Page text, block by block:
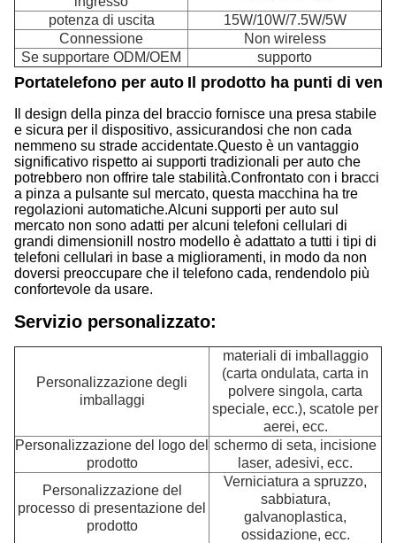
potenza di uscita
15W/10W/7.5W/5W
Connessione
Non wireless
Se supportare ODM/OEM
supporto
Portatelefono per auto Il prodotto ha punti di
Il design della pinza del braccio fornisce una presa stabile
e sicura per il dispositivo, assicurandosi che non cada
nemmeno su strade accidentate.Questo è un vantaggio
significativo rispetto ai supporti tradizionali per auto che
potrebbero non offrire tale stabilità.Confrontato con i bracci
a pinza a pulsante sul mercato, questa macchina ha tre
regolazioni automatiche.Alcuni supporti per auto sul
mercato non sono adatti per alcuni telefoni cellulari di
grandi dimensioniIl nostro modello è adattato a tutti i tipi di
telefoni cellulari in base a miglioramenti, in modo da non
doversi preoccupare che il telefono cada, rendendolo più
confortevole da usare.
Servizio personalizzato:
Personalizzazione degli
imballaggi
materiali di imballaggio
(carta ondulata, carta in
polvere singola, carta
speciale, ecc.), scatole per
aerei, ecc.
Personalizzazione del logo del
prodotto
schermo di seta, incisione
laser, adesivi, ecc.
Personalizzazione del
processo di presentazione del
prodotto
Verniciatura a spruzzo,
sabbiatura,
galvanoplastica,
ossidazione, ecc.